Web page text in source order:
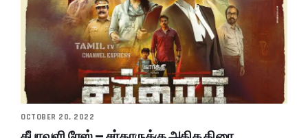
OCTOBER 20, 2022